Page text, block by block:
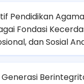
Pendidikan
Fondasi
dan Sosial